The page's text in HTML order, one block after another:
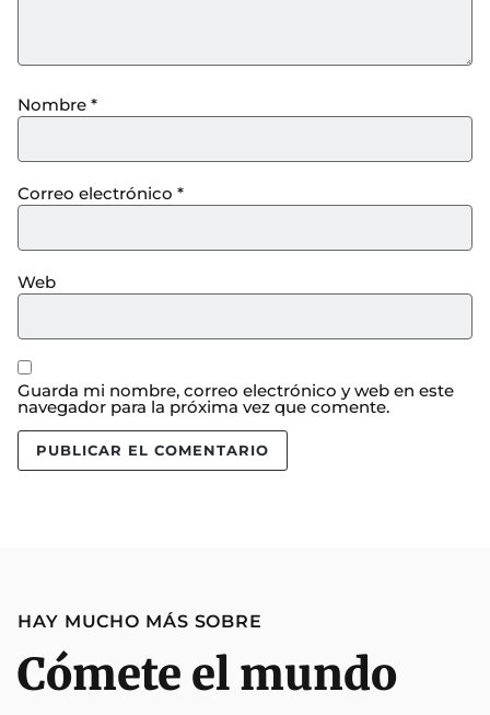
Nombre *
Correo electrónico *
Web
Guarda mi nombre, correo electrónico y web en este
navegador para la próxima vez que comente.
HAY MUCHO MÁS SOBRE
Cómete el mundo